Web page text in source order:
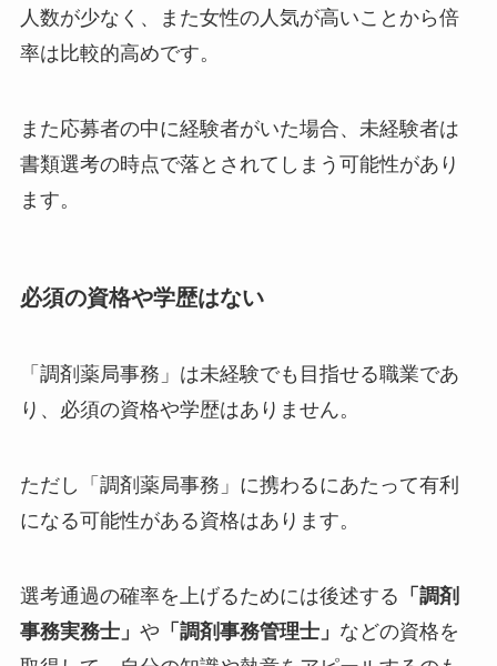
人数が少なく、また女性の人気が高いことから倍
率は比較的高めです。
また応募者の中に経験者がいた場合、未経験者は
書類選考の時点で落とされてしまう可能性があり
ます。
必須の資格や学歴はない
「調剤薬局事務」は未経験でも目指せる職業であ
り、必須の資格や学歴はありません。
ただし「調剤薬局事務」に携わるにあたって有利
になる可能性がある資格はあります。
選考通過の確率を上げるためには後述する 「調剤
事務実務士」 や 「調剤事務管理士」 などの資格を